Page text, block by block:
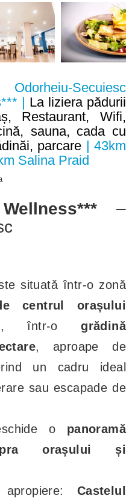
Secuiesc
| La liziera pădurii
Restaurant, Wifi,
sauna, cada cu
parcare | 43km
Salina Praid
–
situată într-o zonă
centrul orașului
, într-ogrădină
, aproape de
un cadru ideal
sau escapade de
o panoramă
orașului și
Castelul